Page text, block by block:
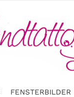
FENSTERBILDER